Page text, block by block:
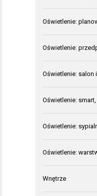
Oświetlenie:
Oświetlenie:
Oświetlenie: salon
Oświetlenie:
Oświetlenie:
Oświetlenie:
Wnętrze